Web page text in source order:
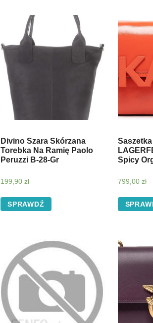
Divino Szara Skórzana
Torebka Na Ramię Paolo
Peruzzi B-28-Gr
199,90 zł
SPRAWDŹ
Spicy
799,00zł